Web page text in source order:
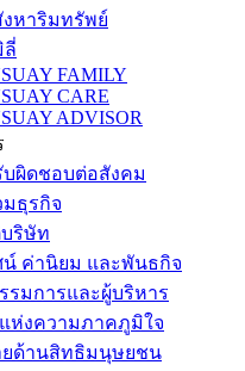
หาริมทรัพย์
ลี่
FAMILY
CARE
ADVISOR
บผิดชอบต่อสังคม
ธุรกิจ
ริษัท
ค่านิยม และพันธกิจ
รมการและผู้บริหาร
ห่งความภาคภูมิใจ
ยด้านสิทธิมนุษยชน